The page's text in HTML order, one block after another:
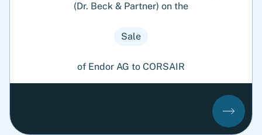
(Dr. Beck & Partner) on the
Sale
of Endor AG to CORSAIR